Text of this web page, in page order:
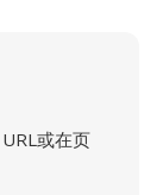
或在页